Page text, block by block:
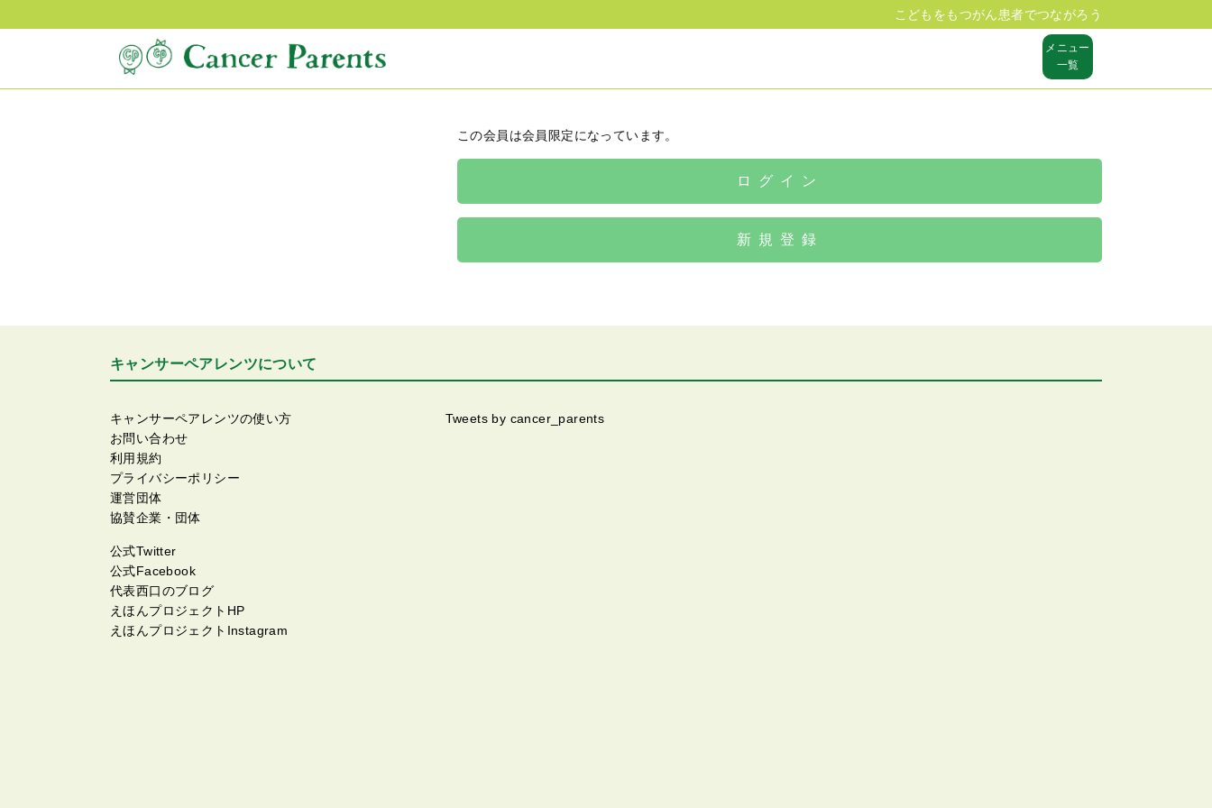
こどもをもつがん患者でつながろう
メニュー
一覧
この会員は会員限定になっています。
ログイン
新規登録
キャンサーペアレンツについて
キャンサーペアレンツの使い方
お問い合わせ
利用規約
プライバシーポリシー
運営団体
協賛企業・団体
公式Twitter
公式Facebook
代表西口のブログ
えほんプロジェクトHP
えほんプロジェクトInstagram
Tweets by cancer_parents